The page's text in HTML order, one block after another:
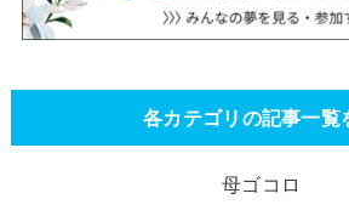
各カテゴリの記事一覧
母ゴコロ